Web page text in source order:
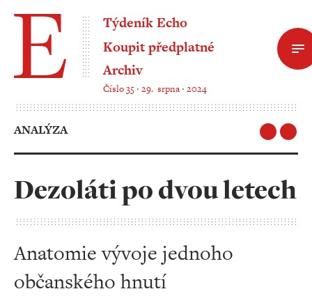
Týdeník Echo
Koupit předplatné
Archiv
Číslo 35 ‧ 29. srpna ‧ 2024
ANALÝZA
Dezoláti po dvou letech
Anatomie vývoje jednoho
občanského hnutí